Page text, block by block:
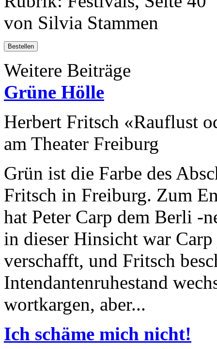
von Silvia Stammen
Bestellen
Weitere Beiträge
Grüne Hölle
Herbert Fritsch «Rauflust
am Theater Freiburg
Grün ist die Farbe des
Fritsch in Freiburg. Zum
hat Peter Carp dem Berli -
in dieser Hinsicht war
verschafft, und Fritsch
Intendantenruhestand
wortkargen, aber...
Ich schäme mich nicht!